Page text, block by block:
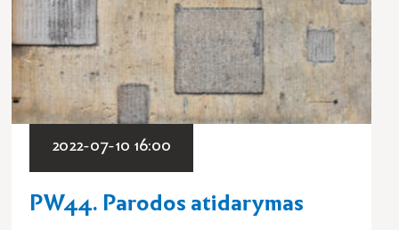
2022-07-10 16:00
PW44. Parodos atidarymas